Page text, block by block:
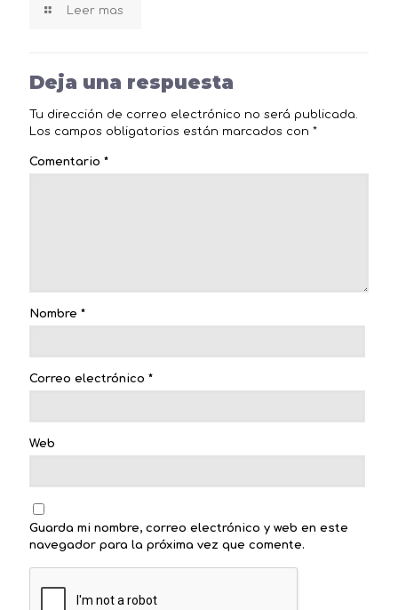
Leer mas
Deja una respuesta
Tu dirección de correo electrónico no será publicada.
Los campos obligatorios están marcados con *
Comentario *
Nombre *
Correo electrónico *
Web
Guarda mi nombre, correo electrónico y web en este
navegador para la próxima vez que comente.